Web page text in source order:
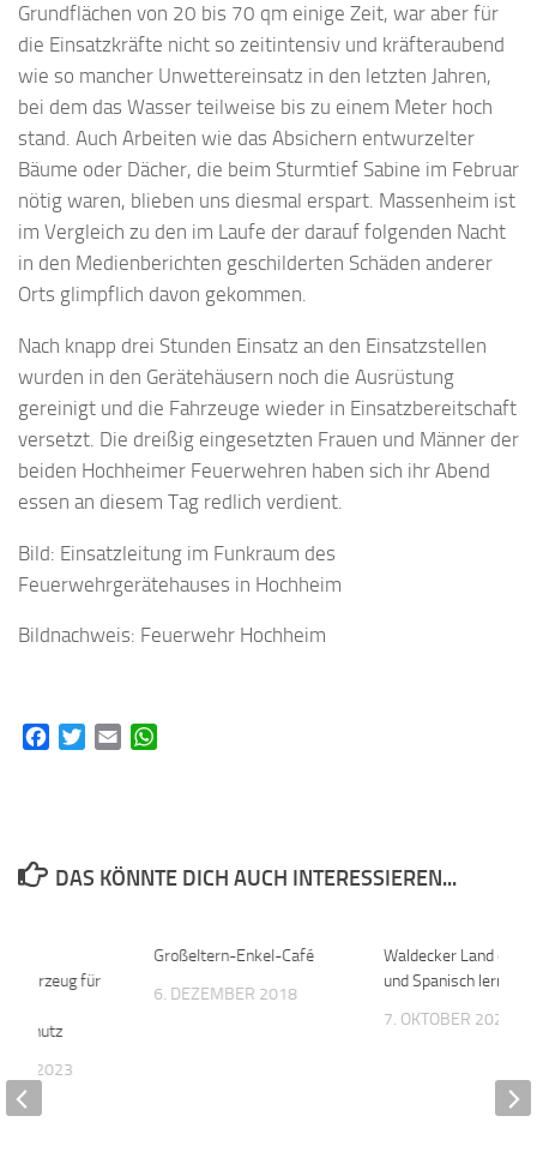
Grundflächen von 20 bis 70 qm einige Zeit, war aber für
die Einsatzkräfte nicht so zeitintensiv und kräfteraubend
wie so mancher Unwettereinsatz in den letzten Jahren,
bei dem das Wasser teilweise bis zu einem Meter hoch
stand. Auch Arbeiten wie das Absichern entwurzelter
Bäume oder Dächer, die beim Sturmtief Sabine im Februar
nötig waren, blieben uns diesmal erspart. Massenheim ist
im Vergleich zu den im Laufe der darauf folgenden Nacht
in den Medienberichten geschilderten Schäden anderer
Orts glimpflich davon gekommen.
Nach knapp drei Stunden Einsatz an den Einsatzstellen
wurden in den Gerätehäusern noch die Ausrüstung
gereinigt und die Fahrzeuge wieder in Einsatzbereitschaft
versetzt. Die dreißig eingesetzten Frauen und Männer der
beiden Hochheimer Feuerwehren haben sich ihr Abend
essen an diesem Tag redlich verdient.
Bild: Einsatzleitung im Funkraum des
Feuerwehrgerätehauses in Hochheim
Bildnachweis: Feuerwehr Hochheim
FacebookTwitterEmail
DAS KÖNNTE DICH AUCH INTERESSIEREN...
Großeltern-Enkel-Café
6. DEZEMBER 2018
Waldecker Land
und Spanisch lernen
7. OKTOBER 2020
für
2023